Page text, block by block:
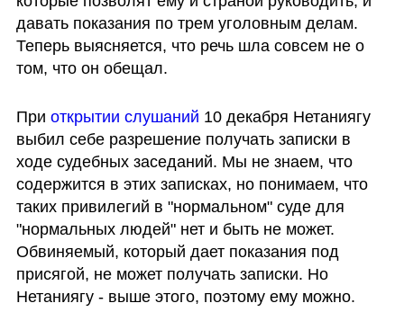
давать показания по трем уголовным делам.
Теперь выясняется, что речь шла совсем не о
том, что он обещал.
При открытии слушаний 10 декабря Нетаниягу
выбил себе разрешение получать записки в
ходе судебных заседаний. Мы не знаем, что
содержится в этих записках, но понимаем, что
таких привилегий в "нормальном" суде для
"нормальных людей" нет и быть не может.
Обвиняемый, который дает показания под
присягой, не может получать записки. Но
Нетаниягу - выше этого, поэтому ему можно.